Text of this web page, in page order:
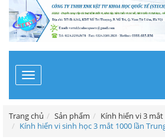
Toggle
navigation
Trang chủ Sản phẩm
Kính hiển vi 3 mắt
Kính hiển vi sinh học 3 mắt 1000 lần